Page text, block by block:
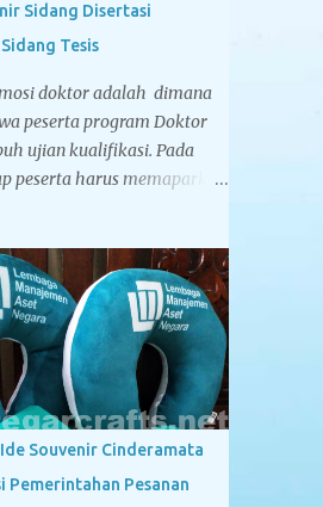
Sidang Disertasi
Tesis
doktor adalah dimana
peserta program Doktor
ujian kualifikasi. Pada
peserta harus memaparkan
Penguji Proposal Disertasi.
menyatakan sebuah
layak untuk
sebuah Disertasi,
menyandang titel
Tegarcrafts sebagai
penyedia souvenir
menyediakan berbagai
Souvenir Cinderamata
Pemerintahan Pesanan